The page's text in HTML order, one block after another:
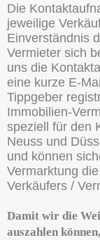
Die
jeweilige
Einverständnis
Vermieter sich
uns die
eine kurze E-
Tippgeber
Immobilien-
speziell für den
Neuss und
und können
Vermarktung
Verkäufers /
Damit wir die
auszahlen